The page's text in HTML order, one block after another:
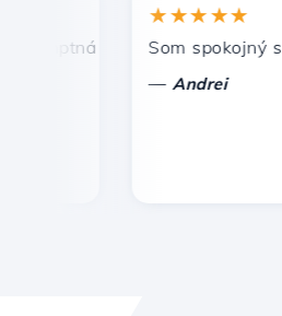
a efektívna technická
★★★★★
Som spokojný s
Andrei